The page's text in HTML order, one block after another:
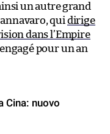
un autre grand
qui dirige
dans l’Empire
pour un an
Cina: nuovo